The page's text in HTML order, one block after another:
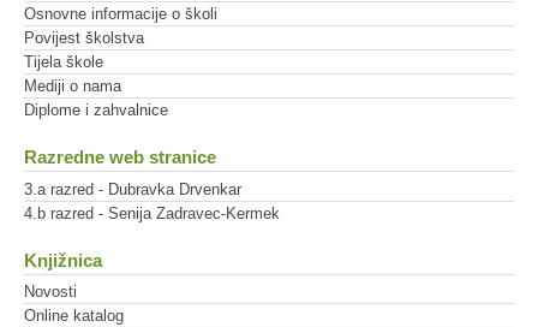
Osnovne informacije o školi
Povijest školstva
Tijela škole
Mediji o nama
Diplome i zahvalnice
Razredne web stranice
3.a razred - Dubravka Drvenkar
4.b razred - Senija Zadravec-Kermek
Knjižnica
Novosti
Online katalog